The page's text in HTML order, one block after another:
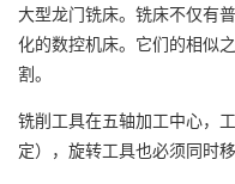
大型龙门铣床。铣床不仅有
化的数控机床。它们的相似
割。
铣削工具在五轴加工中心，
定），旋转工具也必须同时